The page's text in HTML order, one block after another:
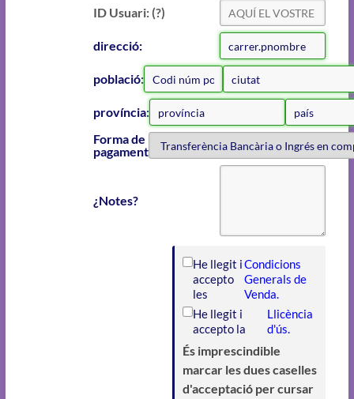
ID Usuari: (?)
direcció:
població:
província:
Forma de
pagament
¿Notes?
He llegit i
accepto
les
Condicions
Generals de
Venda.
He llegit i
accepto la
Llicència
d'ús.
És imprescindible
marcar les dues caselles
d'acceptació per cursar